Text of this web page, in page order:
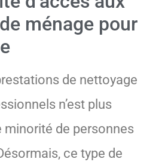
ménage pour
de nettoyage
n’est plus
minorité de personnes
ce type de